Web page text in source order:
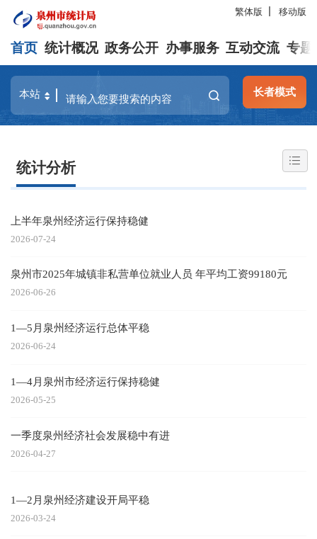
繁体版 移动版
首页 统计概况 政务公开 办事服务 互动交流 专题
长者模式
统计分析
上半年泉州经济运行保持稳健
2026-07-24
泉州市2025年城镇非私营单位就业人员 年平均工资99180元
2026-06-26
1—5月泉州经济运行总体平稳
2026-06-24
1—4月泉州市经济运行保持稳健
2026-05-25
一季度泉州经济社会发展稳中有进
2026-04-27
1—2月泉州经济建设开局平稳
2026-03-24